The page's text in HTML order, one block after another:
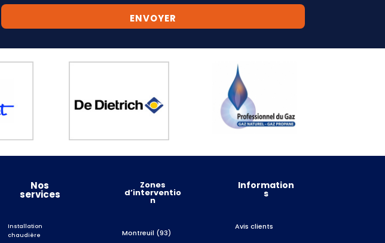
p
h
o
*
ENVOYER
Nos
services
Installation
chaudière
Zones
d’interventio
n
Montreuil (93)
Information
s
Avis clients